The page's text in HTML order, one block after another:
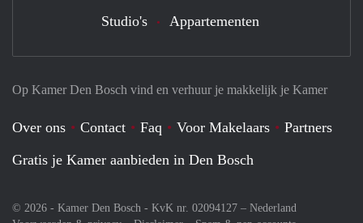
Op Kamer Den Bosch vind en verhuur je makkelijk je Kamer
Over ons Contact Faq Voor Makelaars
Partners
Gratis je Kamer aanbieden in Den Bosch
© 2026 - Kamer Den Bosch - KvK nr. 02094127 – Nederland
Studio's Appartementen